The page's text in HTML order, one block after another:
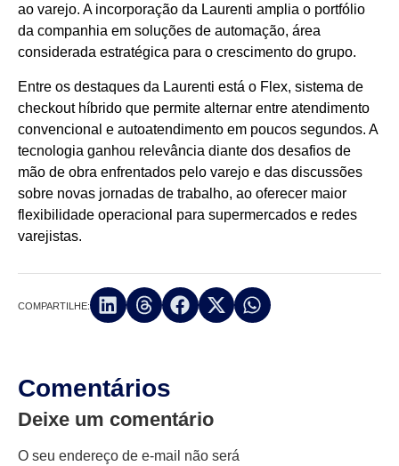
ao varejo. A incorporação da Laurenti amplia o portfólio
da companhia em soluções de automação, área
considerada estratégica para o crescimento do grupo.
Entre os destaques da Laurenti está o Flex, sistema de
checkout híbrido que permite alternar entre atendimento
convencional e autoatendimento em poucos segundos. A
tecnologia ganhou relevância diante dos desafios de
mão de obra enfrentados pelo varejo e das discussões
sobre novas jornadas de trabalho, ao oferecer maior
flexibilidade operacional para supermercados e redes
varejistas.
COMPARTILHE:
Comentários
Deixe um comentário
O seu endereço de e-mail não será